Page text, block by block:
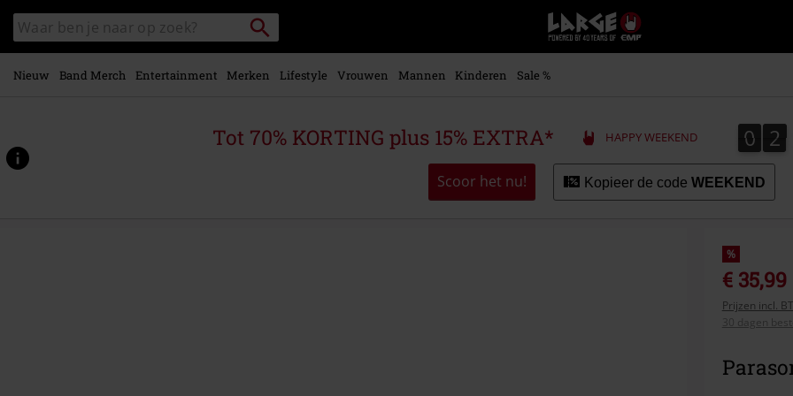
naar
hoofdinhoud
Zoek
in
catalogus
Packstation
zoeken
Large
–
Muziek-,
+
kleding
Nieuw Band Merch Entertainment Merken Lifestyle Vrouwen Mannen Kinderen Sale %
Tot 70% KORTING plus 15% EXTRA* HAPPY WEEKEND 0
0 2
2
Scoor het nu! Kopieer de code WEEKEND
%
€ 35,99
Prijzen incl.
30 dagen